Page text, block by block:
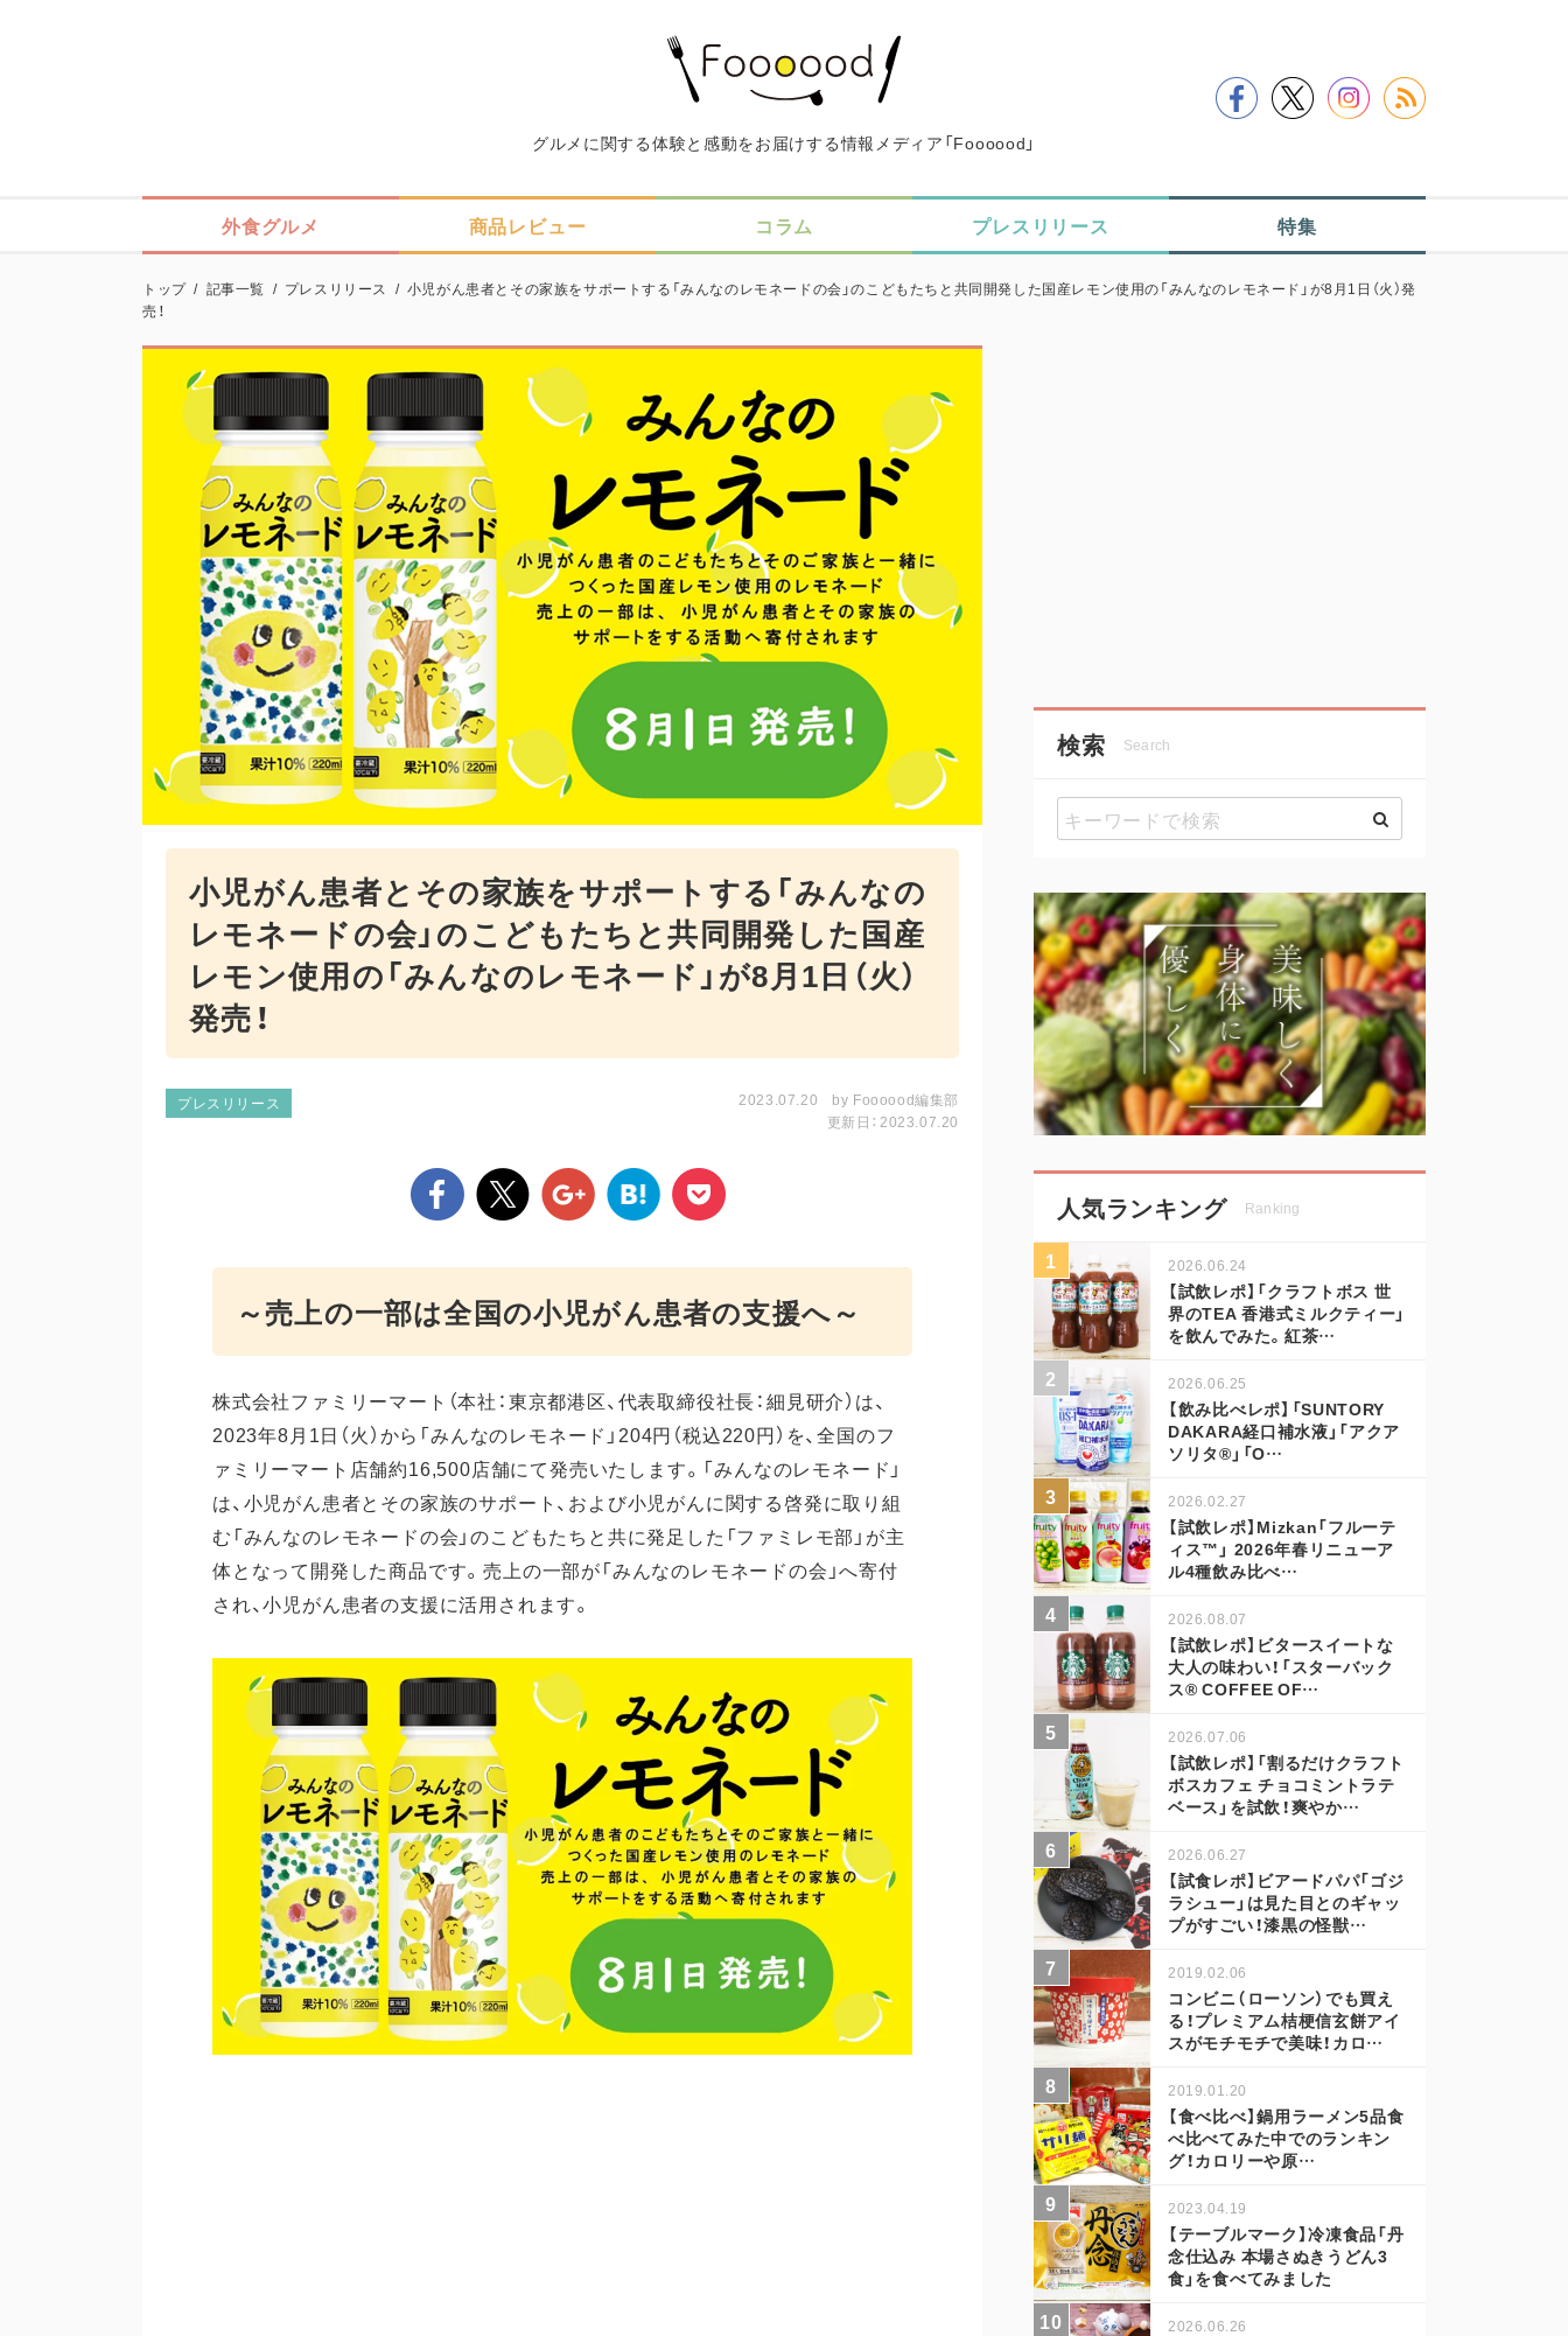
グルメに関する体験と感動をお届けする情報メディア「Foooood」
外食グルメ 商品レビュー コラム プレスリリース 特集
トップ / 記事一覧 / プレスリリース / 小児がん患者とその家族をサポートする「みんなのレモネードの会」のこどもたちと共同開発した国産レモン使用の「みんなのレモネード」が8月1日（火）発
売！
小児がん患者とその家族をサポートする「みんなの
レモネードの会」のこどもたちと共同開発した国産
レモン使用の「みんなのレモネード」が8月1日（火）
発売！
プレスリリース 2023.07.20 by Foooood編集部
更新日：2023.07.20
～売上の一部は全国の小児がん患者の支援へ～
株式会社ファミリーマート（本社：東京都港区、代表取締役社長：細見研介）は、
2023年8月1日（火）から「みんなのレモネード」204円（税込220円）を、全国のフ
ァミリーマート店舗約16,500店舗にて発売いたします。「みんなのレモネード」
は、小児がん患者とその家族のサポート、および小児がんに関する啓発に取り組
む「みんなのレモネードの会」のこどもたちと共に発足した「ファミレモ部」が主
体となって開発した商品です。売上の一部が「みんなのレモネードの会」へ寄付
され、小児がん患者の支援に活用されます。
検索 Search
人気ランキング Ranking
2026.06.24
【試飲レポ】「クラフトボス 世
界のTEA 香港式ミルクティー」
を飲んでみた。紅茶…
2026.06.25
【飲み比べレポ】「SUNTORY
DAKARA経口補水液」「アクア
ソリタ®」「O…
2026.02.27
【試飲レポ】Mizkan「フルーテ
ィス™」 2026年春リニューア
ル4種飲み比べ…
2026.08.07
【試飲レポ】ビタースイートな
大人の味わい！「スターバック
ス® COFFEE OF…
2026.07.06
【試飲レポ】「割るだけクラフト
ボスカフェ チョコミントラテ
ベース」を試飲！爽やか…
2026.06.27
【試食レポ】ビアードパパ「ゴジ
ラシュー」は見た目とのギャッ
プがすごい！漆黒の怪獣…
2019.02.06
コンビニ（ローソン）でも買え
る！プレミアム桔梗信玄餅アイ
スがモチモチで美味！カロ…
2019.01.20
【食べ比べ】鍋用ラーメン5品食
べ比べてみた中でのランキン
グ！カロリーや原…
2023.04.19
【テーブルマーク】冷凍食品「丹
念仕込み 本場さぬきうどん3
食」を食べてみました
2026.06.26